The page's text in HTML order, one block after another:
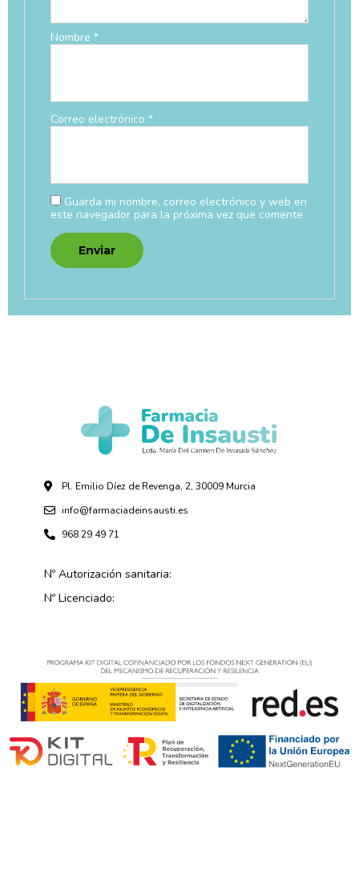
Nombre *
Correo electrónico *
Guarda mi nombre, correo electrónico y web en
este navegador para la próxima vez que comente.
Pl. Emilio Díez de Revenga, 2, 30009 Murcia
info@farmaciadeinsausti.es
968 29 49 71
Nº Autorización sanitaria:
Nº Licenciado: